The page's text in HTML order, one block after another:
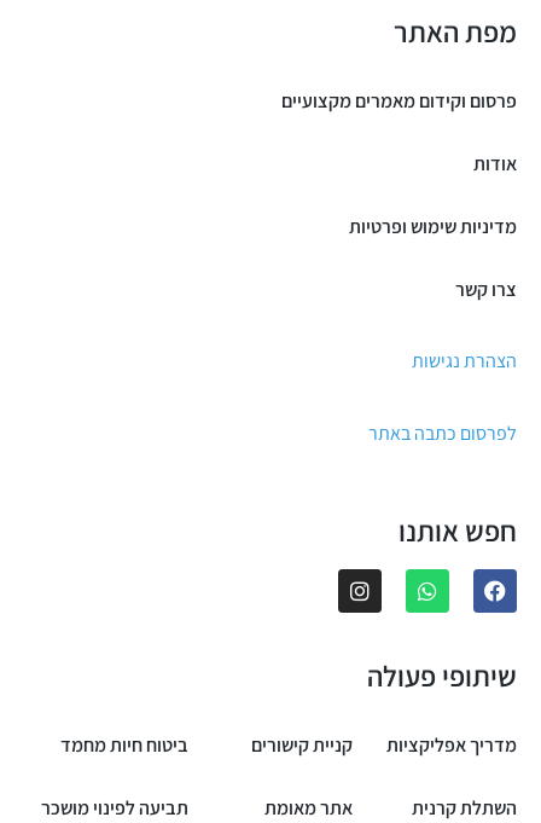
מפת האתר
פרסום וקידום מאמרים מקצועיים
אודות
מדיניות שימוש ופרטיות
צרו קשר
הצהרת נגישות
לפרסום כתבה באתר
חפש אותנו
שיתופי פעולה
מדריך אפליקציות קניית קישורים ביטוח חיות מחמד
השתלת קרנית אתר מאומת תביעה לפינוי מושכר